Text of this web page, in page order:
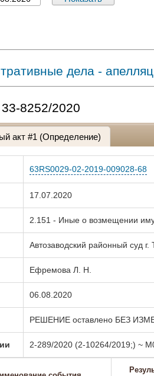
дела -
8252/2020
акт #1 (Определение)
63RS0029-02-2019-009028-68
17.07.2020
2.151 - Иные о возмещении
Автозаводский районный суд г.
Ефремова Л. Н.
06.08.2020
РЕШЕНИЕ оставлено БЕЗ
2-289/2020 (2-10264/2019;) ~